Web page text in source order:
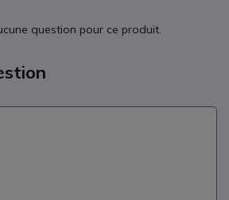
question pour ce produit.